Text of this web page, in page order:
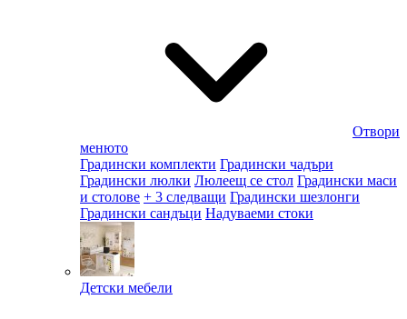
Отвори
менюто
Градински комплекти Градински чадъри
Градински люлки Люлеещ се стол Градински маси
и столове + 3 следващи Градински шезлонги
Градински сандъци Надуваеми стоки
Детски мебели